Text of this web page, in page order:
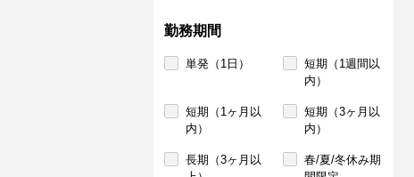
勤務期間
単発（1日）
短期（1週間以
内）
短期（1ヶ月以
内）
短期（3ヶ月以
内）
長期（3ヶ月以
春/夏/冬休み期